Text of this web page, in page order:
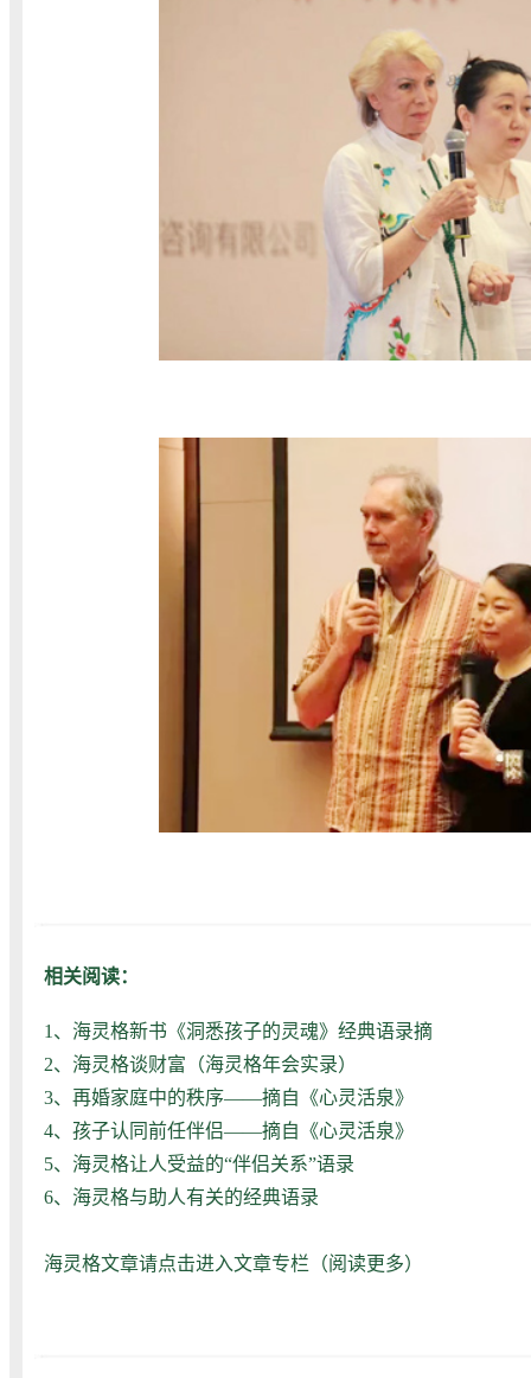
相关阅读：
1、 海灵格新书《洞悉孩子的灵魂》经典语录摘
2、 海灵格谈财富（海灵格年会实录）
3、 再婚家庭中的秩序——摘自《心灵活泉》
4、 孩子认同前任伴侣——摘自《心灵活泉》
5、 海灵格让人受益的“伴侣关系”语录
6、 海灵格与助人有关的经典语录
海灵格文章请点击进入文章专栏（阅读更多）